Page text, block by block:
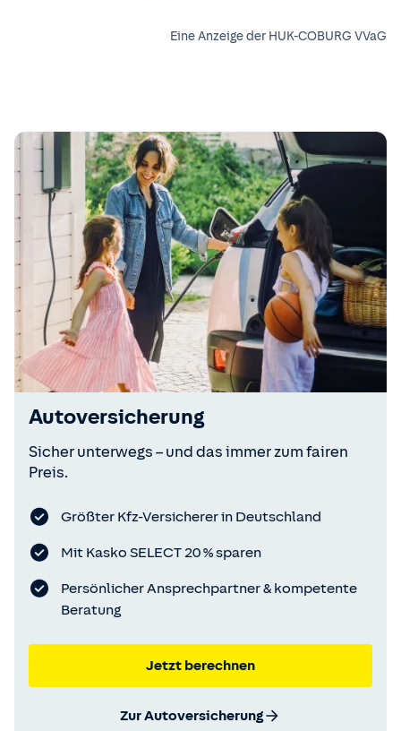
Eine Anzeige der HUK-COBURG VVaG
Autoversicherung
Sicher unterwegs – und das immer zum fairen
Preis.
Größter Kfz-Versicherer in Deutschland
Mit Kasko SELECT 20 % sparen
Persönlicher Ansprechpartner & kompetente
Beratung
Jetzt berechnen
Zur Autoversicherung